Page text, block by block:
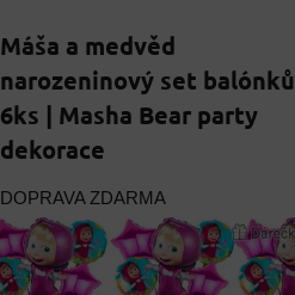
Máša a medvěd
narozeninový set balónků
6ks | Masha Bear party
dekorace
DOPRAVA ZDARMA